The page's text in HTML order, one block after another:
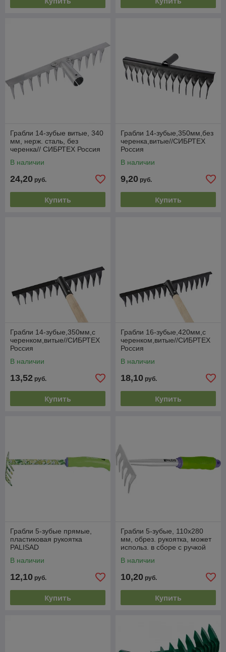
Грабли 14-зубые витые, 340
мм, нерж. сталь, без
черенка// СИБРТЕХ Россия
В наличии
24,20 руб.
Купить
Грабли 14-зубые,350мм,без
черенка,витые//СИБРТЕХ
Россия
В наличии
9,20 руб.
Купить
Грабли 14-зубые,350мм,с
черенком,витые//СИБРТЕХ
Россия
В наличии
13,52 руб.
Купить
Грабли 16-зубые,420мм,с
черенком,витые//СИБРТЕХ
Россия
В наличии
18,10 руб.
Купить
Грабли 5-зубые прямые,
пластиковая рукоятка
PALISAD
В наличии
12,10 руб.
Купить
Грабли 5-зубые, 110x280
мм, обрез. рукоятка, может
использ. в сборе с ручкой
В наличии
10,20 руб.
Купить